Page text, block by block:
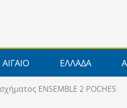
ΕΛΛΑΔΑ
ENSEMBLE 2 POCHES